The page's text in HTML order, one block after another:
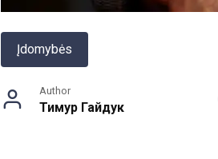
Įdomybės
Author
Тимур Гайдук